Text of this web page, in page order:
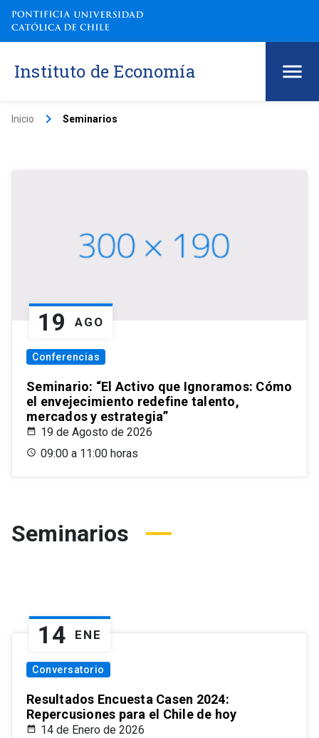
Instituto de Economía
Inicio keyboard_arrow_right Seminarios
19 AGO
Conferencias
Seminario: “El Activo que Ignoramos: Cómo
el envejecimiento redefine talento,
mercados y estrategia”
19 de Agosto de 2026
09:00 a 11:00 horas
Seminarios
14 ENE
Conversatorio
Resultados Encuesta Casen 2024:
Repercusiones para el Chile de hoy
14 de Enero de 2026